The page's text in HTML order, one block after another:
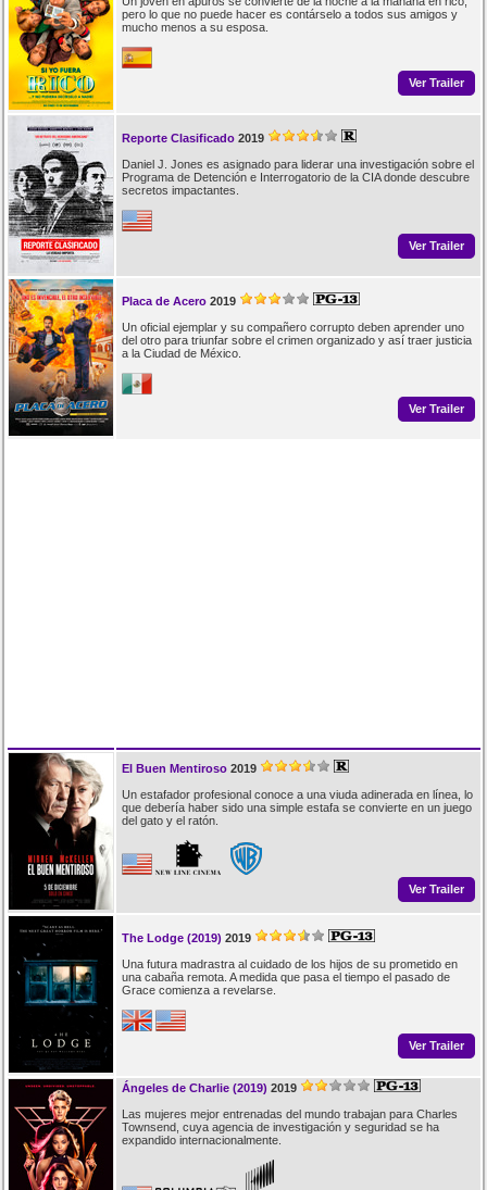
pero lo que no puede hacer es contárselo a todos sus amigos y
mucho menos a su esposa.
Ver Trailer
Reporte Clasificado 2019
Daniel J. Jones es asignado para liderar una investigación sobre el
Programa de Detención e Interrogatorio de la CIA donde descubre
secretos impactantes.
Ver Trailer
Placa de Acero 2019
Un oficial ejemplar y su compañero corrupto deben aprender uno
del otro para triunfar sobre el crimen organizado y así traer justicia
a la Ciudad de México.
Ver Trailer
El Buen Mentiroso 2019
Un estafador profesional conoce a una viuda adinerada en línea, lo
que debería haber sido una simple estafa se convierte en un juego
del gato y el ratón.
Ver Trailer
The Lodge (2019) 2019
Una futura madrastra al cuidado de los hijos de su prometido en
una cabaña remota. A medida que pasa el tiempo el pasado de
Grace comienza a revelarse.
Ver Trailer
Ángeles de Charlie (2019) 2019
Las mujeres mejor entrenadas del mundo trabajan para Charles
Townsend, cuya agencia de investigación y seguridad se ha
expandido internacionalmente.